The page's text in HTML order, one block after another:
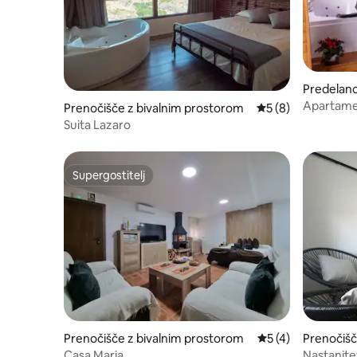
Prenočišče z bivalnim prostorom Povprečna ocena:
5 (8)
Suita Lazaro
Supergostitelj
Supergostitelj
Prenočišče z bivalnim prostorom Povprečna
5 (4)
om